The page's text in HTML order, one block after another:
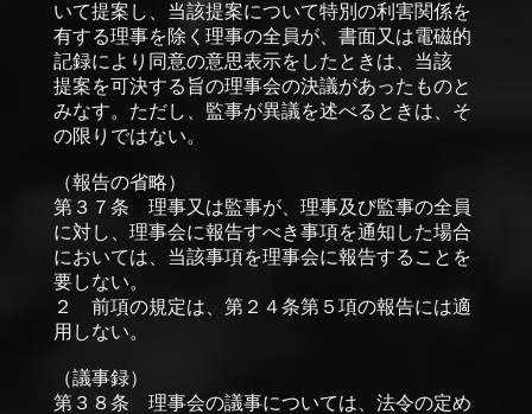
いて提案し、当該提案について特別の利害関係を
有する理事を除く理事の全員が、書面又は電磁的
記録により同意の意思表示をしたときは、当該
提案を可決する旨の理事会の決議があったものと
みなす。ただし、監事が異議を述べるときは、そ
の限りではない。
（報告の省略）
第３７条 理事又は監事が、理事及び監事の全員
に対し、理事会に報告すべき事項を通知した場合
においては、当該事項を理事会に報告することを
要しない。
２ 前項の規定は、第２４条第５項の報告には適
用しない。
（議事録）
第３８条 理事会の議事については、法令の定め